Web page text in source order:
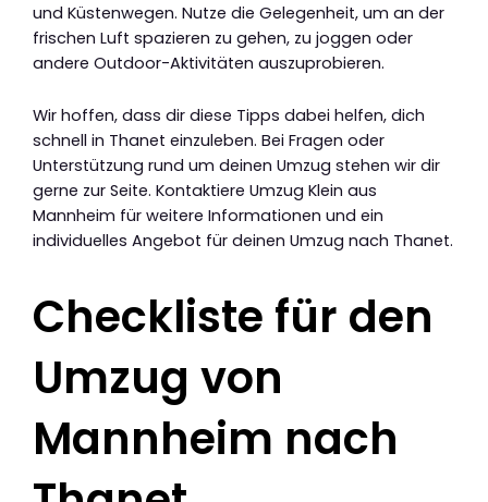
und Küstenwegen. Nutze die Gelegenheit, um an der
frischen Luft spazieren zu gehen, zu joggen oder
andere Outdoor-Aktivitäten auszuprobieren.
Wir hoffen, dass dir diese Tipps dabei helfen, dich
schnell in Thanet einzuleben. Bei Fragen oder
Unterstützung rund um deinen Umzug stehen wir dir
gerne zur Seite. Kontaktiere Umzug Klein aus
Mannheim für weitere Informationen und ein
individuelles Angebot für deinen Umzug nach Thanet.
Checkliste für den
Umzug von
Mannheim nach